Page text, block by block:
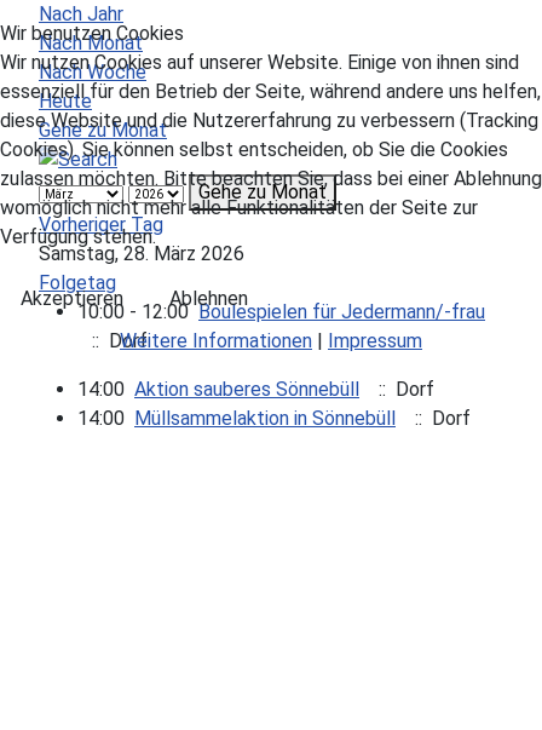
Nach Jahr
Nach Monat
Nach Woche
Heute
Gehe zu Monat
Gehe zu Monat
Vorheriger Tag
Samstag, 28. März 2026
Folgetag
10:00 - 12:00Boulespielen für Jedermann/-frau
:: Dorf
14:00 Aktion sauberes Sönnebüll
:: Dorf
14:00 Müllsammelaktion in Sönnebüll :: Dorf
Wir benutzen Cookies
Wir nutzen Cookies auf unserer Website. Einige von ihnen sind
essenziell für den Betrieb der Seite, während andere uns helfen,
diese Website und die Nutzererfahrung zu verbessern (Tracking
Cookies). Sie können selbst entscheiden, ob Sie die Cookies
zulassen möchten. Bitte beachten Sie, dass bei einer Ablehnung
womöglich nicht mehr alle Funktionalitäten der Seite zur
Verfügung stehen.
Akzeptieren
Ablehnen
Weitere Informationen | Impressum